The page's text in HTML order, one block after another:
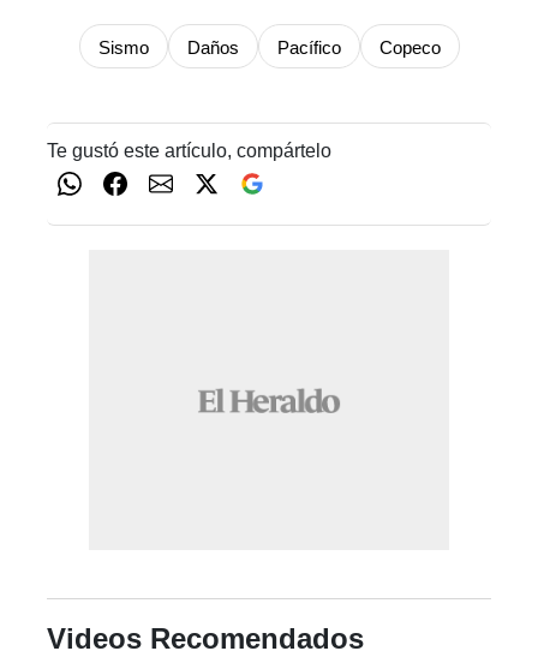
Sismo Daños Pacífico Copeco
Te gustó este artículo, compártelo
Videos Recomendados